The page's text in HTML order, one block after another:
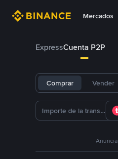
Mercados
ExpressCuenta P2P
Comprar Vender